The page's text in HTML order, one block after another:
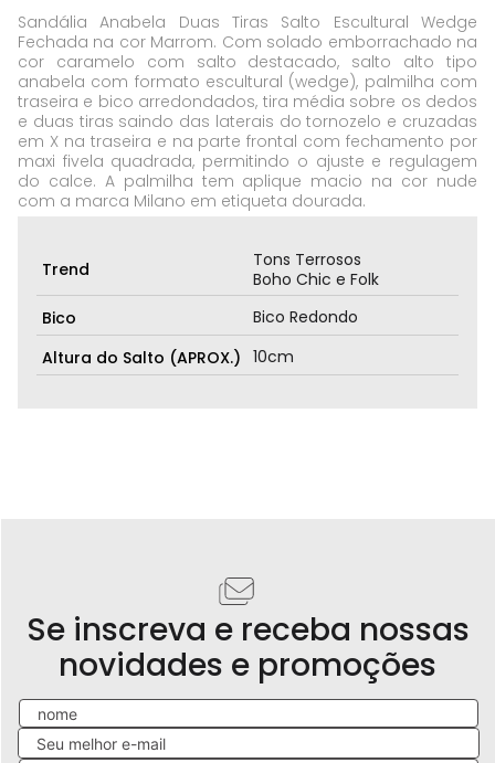
Sandália Anabela Duas Tiras Salto Escultural Wedge
Fechada na cor Marrom. Com solado emborrachado na
cor caramelo com salto destacado, salto alto tipo
anabela com formato escultural (wedge), palmilha com
traseira e bico arredondados, tira média sobre os dedos
e duas tiras saindo das laterais do tornozelo e cruzadas
em X na traseira e na parte frontal com fechamento por
maxi fivela quadrada, permitindo o ajuste e regulagem
do calce. A palmilha tem aplique macio na cor nude
com a marca Milano em etiqueta dourada.
Trend
Tons Terrosos
Boho Chic e Folk
Bico
Bico Redondo
Altura do Salto (APROX.) 10cm
Se inscreva e receba nossas
novidades e promoções